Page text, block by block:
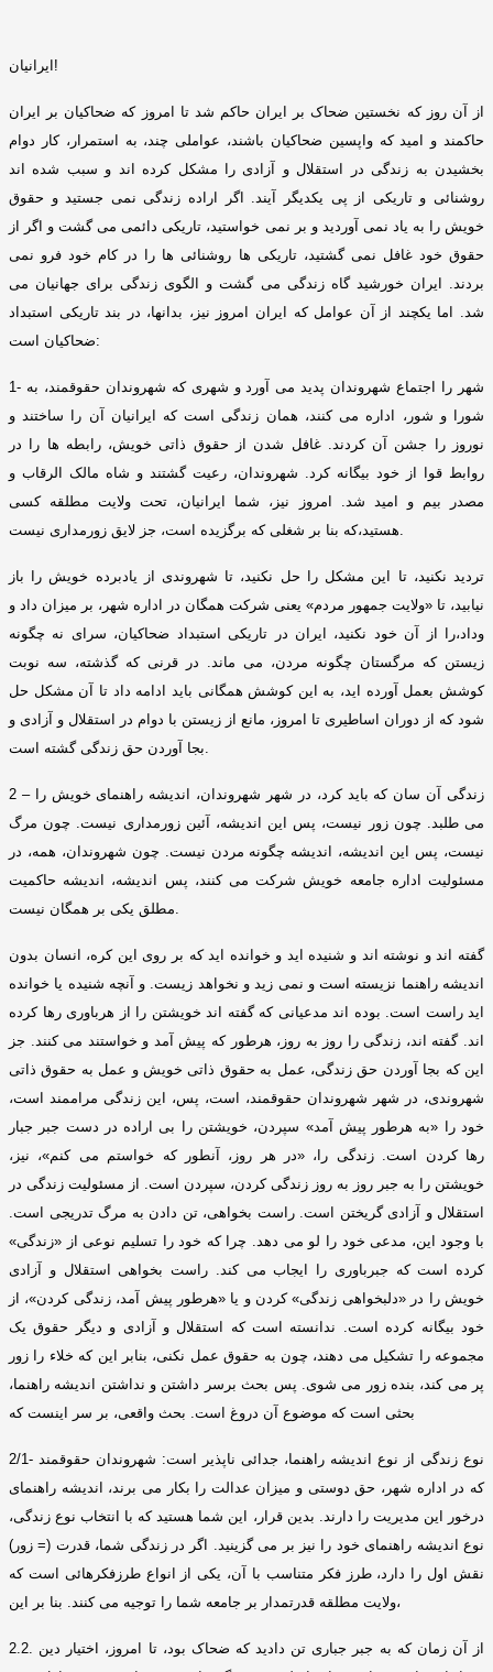
ایرانیان !
از آن روز که نخستین ضحاک بر ایران حاکم شد تا امروز که ضحاکیان بر ایران
حاکمند و امید که واپسین ضحاکیان باشند، عواملی چند، به استمرار، کار دوام
بخشیدن به زندگی در استقلال و آزادی را مشکل کرده اند و سبب شده اند
روشنائی و تاریکی از پی یکدیگر آیند
اگر اراده زندگی نمی جستید و حقوق
خویش را به یاد نمی آوردید و بر نمی خواستید، تاریکی دائمی می گشت و اگر از
حقوق خود غافل نمی گشتید، تاریکی ها روشنائی ها را در کام خود فرو نمی
بردند
ایران خورشید گاه زندگی می گشت و الگوی زندگی برای جهانیان می
شد
اما یکچند از آن عوامل که ایران امروز نیز، بدانها، در بند تاریکی استبداد
ضحاکیان است:
1- شهر را اجتماع شهروندان پدید می آورد و شهری که شهروندان حقوقمند، به
شورا و شور، اداره می کنند، همان زندگی است که ایرانیان آن را ساختند و
نوروز را جشن آن کردند
.غافل شدن از حقوق ذاتی خویش، رابطه ها را در
روابط قوا از خود بیگانه کرد
شهروندان، رعیت گشتند و شاه مالک الرقاب و
مصدر بیم و امید شد
امروز نیز، شما ایرانیان، تحت ولایت مطلقه کسی
هستید،که بنا بر شغلی که برگزیده است، جز لایق زورمداری نیست
تردید نکنید، تا این مشکل را حل نکنید، تا شهروندی از یادبرده خویش را باز
نیابید، تا «ولایت جمهور مردم» یعنی شرکت همگان در اداره شهر، بر میزان داد و
وداد،را از آن خود نکنید، ایران در تاریکی استبداد ضحاکیان، سرای نه چگونه
زیستن که مرگستان چگونه مردن، می ماند
در قرنی که گذشته، سه نوبت
کوشش بعمل آورده اید، به این کوشش همگانی باید ادامه داد تا آن مشکل حل
شود که از دوران اساطیری تا امروز، مانع از زیستن با دوام در استقلال و آزادی و
بجا آوردن حق زندگی گشته است
2 – زندگی آن سان که باید کرد، در شهر شهروندان، اندیشه راهنمای خویش را
می طلبد
چون زور نیست، پس این اندیشه، آئین زورمداری نیست. چون مرگ
نیست، پس این اندیشه، اندیشه چگونه مردن نیست
چون شهروندان، همه، در
مسئولیت اداره جامعه خویش شرکت می کنند، پس اندیشه، اندیشه حاکمیت
مطلق یکی بر همگان نیست
گفته اند و نوشته اند و شنیده اید و خوانده اید که بر روی این کره، انسان بدون
اندیشه راهنما نزیسته است و نمی زید و نخواهد زیست. و آنچه شنیده یا خوانده
اید راست است بوده اند مدعیانی که گفته اند خویشتن را از هرباوری رها کرده
اند
.گفته اند، زندگی را روز به روز، هرطور که پیش آمد و خواستند می کنند
جز
این که بجا آوردن حق زندگی، عمل به حقوق ذاتی خویش و عمل به حقوق ذاتی
شهروندی، در شهر شهروندان حقوقمند، است، پس، این زندگی مراممند است،
خود را «به هرطور پیش آمد» سپردن، خویشتن را بی اراده در دست جبر جبار
رها کردن است.زندگی را، «در هر روز، آنطور که خواستم می کنم»، نیز،
خویشتن را به جبر روز به روز زندگی کردن، سپردن است
از مسئولیت زندگی در
استقلال و آزادی گریختن است .راست بخواهی، تن دادن به مرگ تدریجی است
با وجود این، مدعی خود را لو می دهد
چرا که خود را تسلیم نوعی از «زندگی»
کرده است که جبرباوری را ایجاب می کند
راست بخواهی استقلال و آزادی
خویش را در«دلبخواهی زندگی»کردن و یا«هرطور پیش آمد، زندگی کردن»، از
خود بیگانه کرده است
ندانسته است که استقلال و آزادی و دیگر حقوق یک
مجموعه را تشکیل می دهند، چون به حقوق عمل نکنی، بنابر این که خلاء را زور
پر می کند، بنده زور می شوی
پس بحث برسر داشتن و نداشتن اندیشه راهنما،
بحثی است که موضوع آن دروغ است بحث واقعی، بر سر اینست که
2/1- نوع زندگی از نوع اندیشه راهنما، جدائی ناپذیر است: شهروندان حقوقمند
که در اداره شهر، حق دوستی و میزان عدالت را بکار می برند، اندیشه راهنمای
درخور این مدیریت را دارند
بدین قرار، این شما هستید که با انتخاب نوع زندگی،
نوع اندیشه راهنمای خود را نیز بر می گزینید
اگر در زندگی شما، قدرت (= زور )
نقش اول را دارد، طرز فکر متناسب با آن، یکی از انواع طرزفکرهائی است که
ولایت مطلقه قدرتمدار بر جامعه شما را توجیه می کنندبنا بر این،
2.2. از آن زمان که به جبر جباری تن دادید که ضحاک بود، تا امروز، اختیار دین